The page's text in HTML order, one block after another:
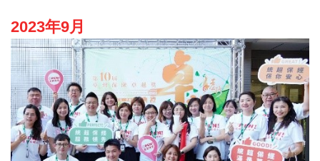
2023年9月